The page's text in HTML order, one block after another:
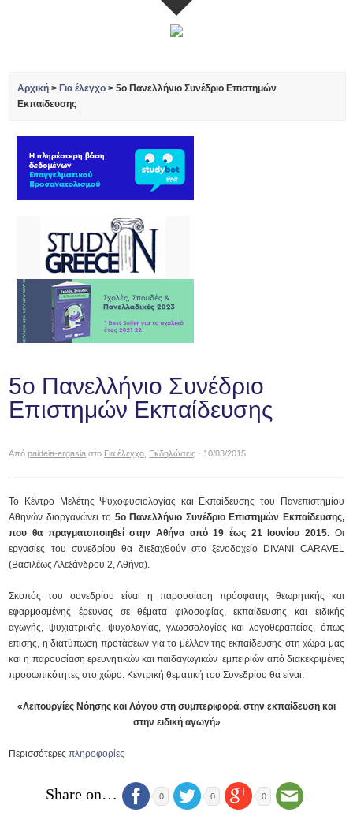
Αρχική >Για έλεγχο >5ο Πανελλήνιο Συνέδριο Επιστημών
Εκπαίδευσης
5ο Πανελλήνιο Συνέδριο
Επιστημών Εκπαίδευσης
Απόpaideia-ergasia στο Για έλεγχο Εκδηλώσεις · 10/03/2015
Το Κέντρο Μελέτης Ψυχοφυσιολογίας και Εκπαίδευσης του Πανεπιστημίου
Αθηνών διοργανώνει το 5ο Πανελλήνιο Συνέδριο Επιστημών Εκπαίδευσης,
που θα πραγματοποιηθεί στην Αθήνα από 19 έως 21 Ιουνίου 2015. Οι
εργασίες του συνεδρίου θα διεξαχθούν στο ξενοδοχείο DIVANI CARAVEL
(Βασιλέως Αλεξάνδρου 2, Αθήνα).
Σκοπός του συνεδρίου είναι η παρουσίαση πρόσφατης θεωρητικής και
εφαρμοσμένης έρευνας σε θέματα φιλοσοφίας, εκπαίδευσης και ειδικής
αγωγής, ψυχιατρικής, ψυχολογίας, γλωσσολογίας και λογοθεραπείας, όπως
επίσης, η διατύπωση προτάσεων για το μέλλον της εκπαίδευσης στη χώρα μας
και η παρουσίαση ερευνητικών και παιδαγωγικών εμπειριών από διακεκριμένες
προσωπικότητες στο χώρο. Κεντρική θεματική του Συνεδρίου θα είναι:
«Λειτουργίες Νόησης και Λόγου στη συμπεριφορά, στην εκπαίδευση και
στην ειδική αγωγή»
Περισσότερεςπληροφορίες
Share on… 0 0 0